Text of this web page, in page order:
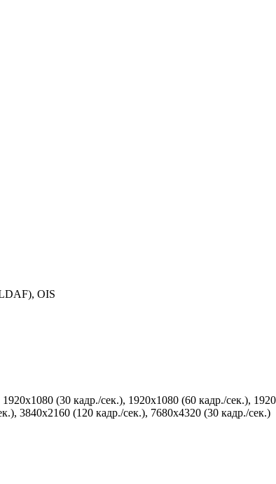
OIS
(30 кадр./сек.), 1920x1080 (60 кадр./сек.),
3840x2160 (120 кадр./сек.), 7680x4320 (30 кадр./сек.)